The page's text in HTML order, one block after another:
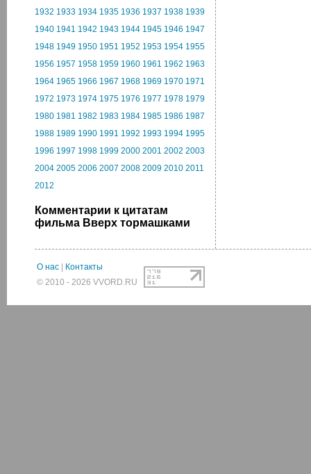
1932 1933 1934 1935 1936 1937 1938 1939
1940 1941 1942 1943 1944 1945 1946 1947
1948 1949 1950 1951 1952 1953 1954 1955
1956 1957 1958 1959 1960 1961 1962 1963
1964 1965 1966 1967 1968 1969 1970 1971
1972 1973 1974 1975 1976 1977 1978 1979
1980 1981 1982 1983 1984 1985 1986 1987
1988 1989 1990 1991 1992 1993 1994 1995
1996 1997 1998 1999 2000 2001 2002 2003
2004 2005 2006 2007 2008 2009 2010 2011
2012
Комментарии к цитатам
фильма Вверх тормашками
О нас
Контакты
© 2010 - 2026 VVORD.RU